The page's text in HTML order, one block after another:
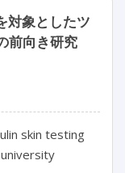
対象としたツ
前向き研究
skin testing